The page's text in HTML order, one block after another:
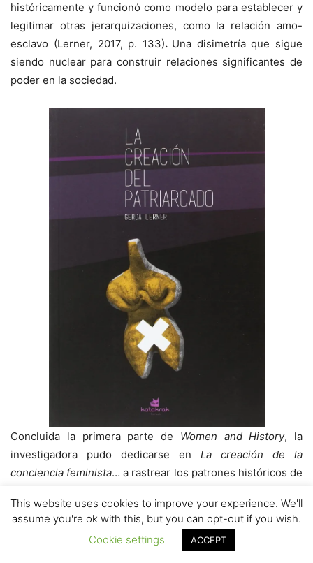
históricamente y funcionó como modelo para establecer y
legitimar otras jerarquizaciones, como la relación amo-
esclavo (Lerner, 2017, p. 133). Una disimetría que sigue
siendo nuclear para construir relaciones significantes de
poder en la sociedad.
Concluida la primera parte de Women and History, la
investigadora pudo dedicarse en La creación de la
conciencia feminista… a rastrear los patrones históricos de
circunstancias históricas bajo las cuales tuvieron lugar,
centrando su estudio en Europa Occidental
(principalmente, Alemania, Francia, Inglaterra e Italia) y los
This website uses cookies to improve your experience. We'll
assume you're ok with this, but you can opt-out if you wish.
Cookie settings
ACCEPT